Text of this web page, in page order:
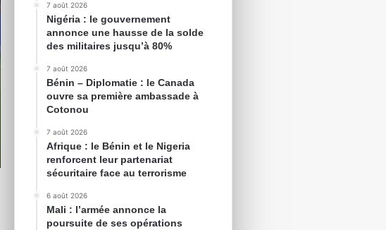
7 août 2026
Nigéria : le gouvernement
annonce une hausse de la solde
des militaires jusqu’à 80%
7 août 2026
Bénin – Diplomatie : le Canada
ouvre sa première ambassade à
Cotonou
7 août 2026
Afrique : le Bénin et le Nigeria
renforcent leur partenariat
sécuritaire face au terrorisme
6 août 2026
Mali : l’armée annonce la
poursuite de ses opérations